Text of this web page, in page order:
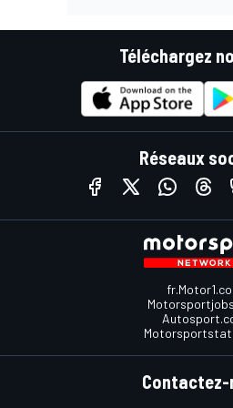
Téléchargez
Réseaux
Contactez-